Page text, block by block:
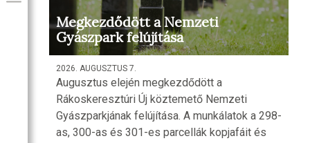
Megkezdődött a Nemzeti
Gyászpark felújítása
2026. AUGUSZTUS 7.
Augusztus elején megkezdődött a
Rákoskeresztúri Új köztemető Nemzeti
Gyászparkjának felújítása. A munkálatok a 298-
as, 300-as és 301-es parcellák kopjafáit és